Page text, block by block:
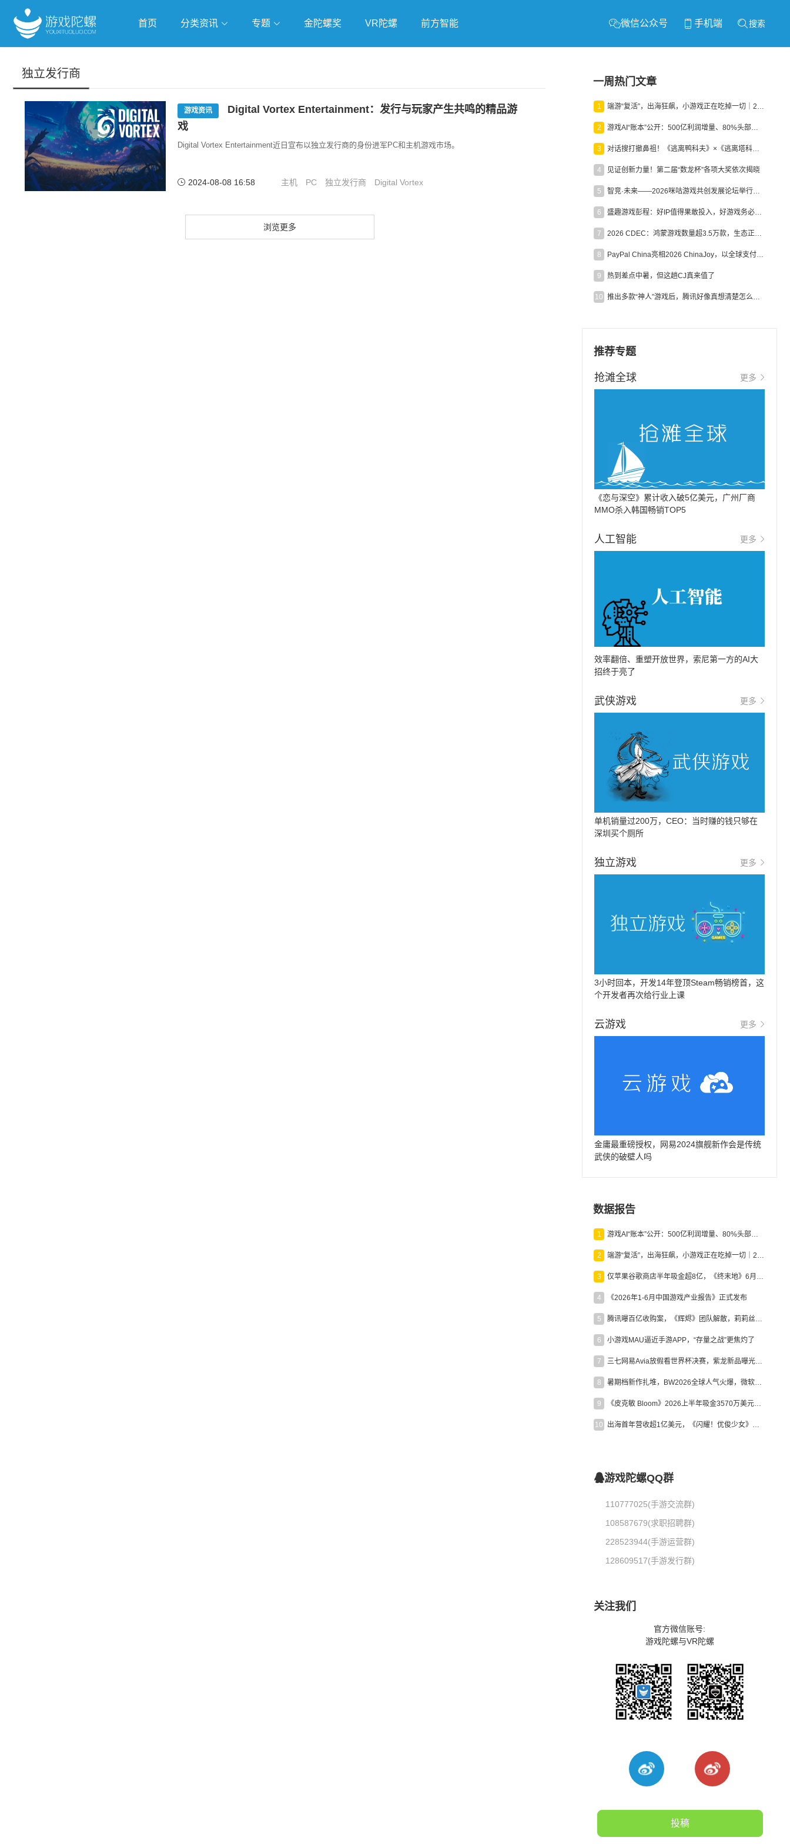
首页 分类资讯 专题 金陀螺奖 VR陀螺 前方智能 微信公众号 手机端 搜索
独立发行商
游戏资讯
Digital Vortex Entertainment：发行与玩家产生共鸣的精品游
戏
Digital Vortex Entertainment近日宣布以独立发行商的身份进军PC和主机游戏市场。
2024-08-08 16:58 主机 PC 独立发行商 Digital Vortex
浏览更多
一周热门文章
1 端游“复活”，出海狂飙，小游戏正在吃掉一切｜2026上半年产业报告
2 游戏AI“账本”公开：500亿利润增量、80%头部入局，谁在闷声发财？
3 对话搜打撤鼻祖！《逃离鸭科夫》×《逃离塔科夫》官方线下沙龙落幕
4 见证创新力量！第二届“数龙杯”各项大奖依次揭晓
5 智竞·未来——2026咪咕游戏共创发展论坛举行：聚力精品内容、AI创作与电竞生态，共建高品质益智健康游戏社区
6 盛趣游戏彭程：好IP值得果敢投入，好游戏务必长效经营
7 2026 CDEC：鸿蒙游戏数量超3.5万款，生态正循环加速产业高质量发展
8 PayPal China亮相2026 ChinaJoy，以全球支付能力助力中国游戏企业深化全球运营
9 热到差点中暑，但这趟CJ真来值了
10 推出多款“神人”游戏后，腾讯好像真想清楚怎么做二次元了
推荐专题
抢滩全球 更多
《恋与深空》累计收入破5亿美元，广州厂商
MMO杀入韩国畅销TOP5
人工智能 更多
效率翻倍、重塑开放世界，索尼第一方的AI大
招终于亮了
武侠游戏 更多
单机销量过200万，CEO：当时赚的钱只够在
深圳买个厕所
独立游戏 更多
3小时回本，开发14年登顶Steam畅销榜首，这
个开发者再次给行业上课
云游戏 更多
金庸最重磅授权，网易2024旗舰新作会是传统
武侠的破壁人吗
数据报告
1 游戏AI“账本”公开：500亿利润增量、80%头部入局，谁在闷声发财？
2 端游“复活”，出海狂飙，小游戏正在吃掉一切｜2026上半年产业报告
3 仅苹果谷歌商店半年吸金超8亿，《终末地》6月份收入显著回暖
4 《2026年1-6月中国游戏产业报告》正式发布
5 腾讯曝百亿收购案，《辉烬》团队解散，莉莉丝新作曝光｜陀螺周报
6 小游戏MAU逼近手游APP，“存量之战”更焦灼了
7 三七网易Avia放假看世界杯决赛，紫龙新品曝光，米哈游新作上线 | 陀螺周报
8 暑期档新作扎堆，BW2026全球人气火爆，微软XBOX大裁员|陀螺周报
9 《皮克敏 Bloom》2026上半年吸金3570万美元，中国台湾成最大市场
10 出海首年营收超1亿美元，《闪耀！优俊少女》美国市场占比达七成
游戏陀螺QQ群
110777025(手游交流群)
108587679(求职招聘群)
228523944(手游运营群)
128609517(手游发行群)
关注我们
官方微信账号:
游戏陀螺与VR陀螺
投稿